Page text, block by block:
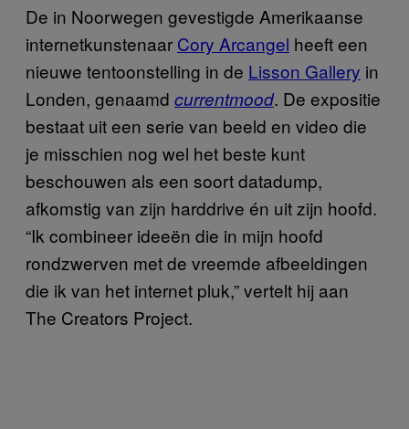
De in Noorwegen gevestigde Amerikaanse
internetkunstenaar Cory Arcangel heeft een
nieuwe tentoonstelling in de Lisson Gallery in
Londen, genaamd currentmood. De expositie
bestaat uit een serie van beeld en video die
je misschien nog wel het beste kunt
beschouwen als een soort datadump,
afkomstig van zijn harddrive én uit zijn hoofd.
“Ik combineer ideeën die in mijn hoofd
rondzwerven met de vreemde afbeeldingen
die ik van het internet pluk,” vertelt hij aan
The Creators Project.